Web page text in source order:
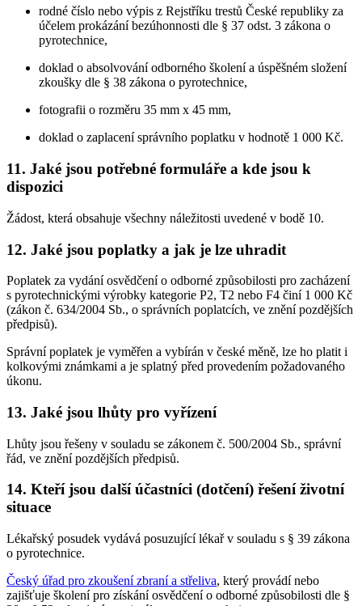
rodné číslo nebo výpis z Rejstříku trestů České republiky za
účelem prokázání bezúhonnosti dle § 37 odst. 3 zákona o
pyrotechnice,
doklad o absolvování odborného školení a úspěšném složení
zkoušky dle § 38 zákona o pyrotechnice,
fotografii o rozměru 35 mm x 45 mm,
doklad o zaplacení správního poplatku v hodnotě 1 000 Kč.
11. Jaké jsou potřebné formuláře a kde jsou k
dispozici
Žádost, která obsahuje všechny náležitosti uvedené v bodě 10.
12. Jaké jsou poplatky a jak je lze uhradit
Poplatek za vydání osvědčení o odborné způsobilosti pro zacházení
s pyrotechnickými výrobky kategorie P2, T2 nebo F4 činí 1 000 Kč
(zákon č. 634/2004 Sb., o správních poplatcích, ve znění pozdějších
předpisů).
Správní poplatek je vyměřen a vybírán v české měně, lze ho platit i
kolkovými známkami a je splatný před provedením požadovaného
úkonu.
13. Jaké jsou lhůty pro vyřízení
Lhůty jsou řešeny v souladu se zákonem č. 500/2004 Sb., správní
řád, ve znění pozdějších předpisů.
14. Kteří jsou další účastníci (dotčení) řešení životní
situace
Lékařský posudek vydává posuzující lékař v souladu s § 39 zákona
o pyrotechnice.
Český úřad pro zkoušení zbraní a střeliva, který provádí nebo
zajišťuje školení pro získání osvědčení o odborné způsobilosti dle §